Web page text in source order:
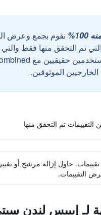
نقوم بجمع وعرض
تم التحقق منها فقط والتي
الموثوقين.
تقييمات. حاول إزالة مرشح أو
التقييمات.
لـ إيبيس لندن